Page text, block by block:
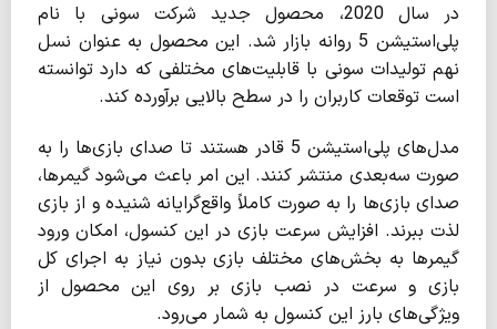
در سال 2020، محصول جدید شرکت سونی با نام
پلی‌استیشن 5 روانه بازار شد. این محصول به عنوان نسل
نهم تولیدات سونی با قابلیت‌های مختلفی که دارد توانسته
است توقعات کاربران را در سطح بالایی برآورده کند.
مدل‌های پلی‌استیشن 5 قادر هستند تا صدای بازی‌ها را به
صورت سه‌بعدی منتشر کنند. این امر باعث می‌شود گیمرها،
صدای بازی‌ها را به صورت کاملاً واقع‌گرایانه شنیده و از بازی
لذت ببرند. افزایش سرعت بازی در این کنسول، امکان ورود
گیمرها به بخش‌های مختلف بازی بدون نیاز به اجرای کل
بازی و سرعت در نصب بازی بر روی این محصول از
ویژگی‌های بارز این کنسول به شمار می‌رود.